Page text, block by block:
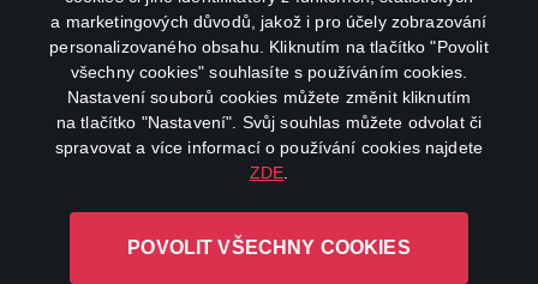
a marketingových důvodů, jakož i pro účely zobrazování
personalizovaného obsahu. Kliknutím na tlačítko "Povolit
všechny cookies" souhlasíte s používáním cookies.
Nastavení souborů cookies můžete změnit kliknutím
na tlačítko "Nastavení". Svůj souhlas můžete odvolat či
spravovat a více informací o používání cookies najdete
ZDE
POVOLIT VŠECHNY COOKIES
youtube
L-1246 Luxembourg R.C.S.